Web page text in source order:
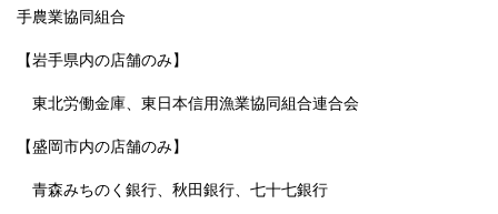
手農業協同組合
【岩手県内の店舗のみ】
東北労働金庫、東日本信用漁業協同組合連合会
【盛岡市内の店舗のみ】
青森みちのく銀行、秋田銀行、七十七銀行